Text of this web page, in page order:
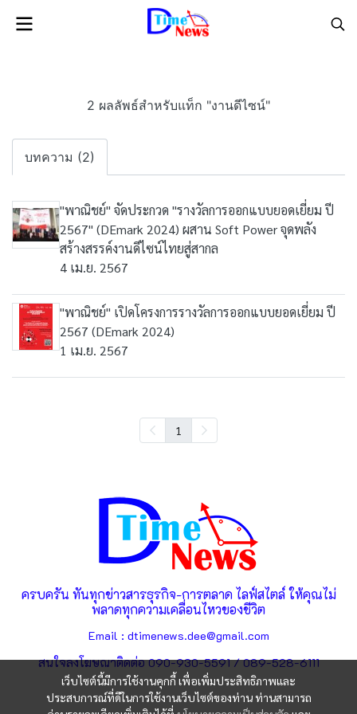
2 ผลลัพธ์สำหรับแท็ก "งานดีไซน์"
บทความ (2)
"พาณิชย์" จัดประกวด "รางวัลการออกแบบยอดเยี่ยม ปี
2567" (DEmark 2024) ผสาน Soft Power จุดพลัง
สร้างสรรค์งานดีไซน์ไทยสู่สากล
4 เม.ย. 2567
"พาณิชย์" เปิดโครงการรางวัลการออกแบบยอดเยี่ยม ปี
2567 (DEmark 2024)
1 เม.ย. 2567
1
เว็บไซต์นี้มีการใช้งานคุกกี้ เพื่อเพิ่มประสิทธิภาพและ
ประสบการณ์ที่ดีในการใช้งานเว็บไซต์ของท่าน ท่านสามารถ
ครบครัน ทันทุกข่าวสารธุรกิจ-การตลาด ไลฟ์สไตล์ ให้คุณไม่
พลาดทุกความเคลื่อนไหวของชีวิต
Email : dtimenews.dee@gmail.com
สนใจลงโฆษณาติดต่อ 090-930-5591 / 089-528-6111